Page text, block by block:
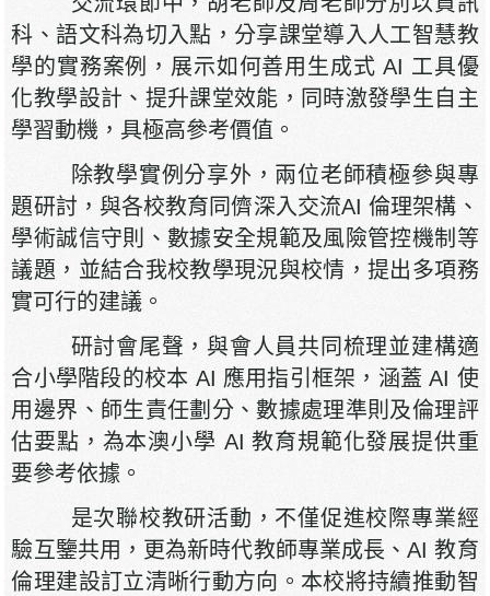
科、語文科為切入點，分享課堂導入人工智慧教
學的實務案例，展示如何善用生成式 AI 工具優
化教學設計、提升課堂效能，同時激發學生自主
學習動機，具極高參考價值。
除教學實例分享外，兩位老師積極參與專
題研討，與各校教育同儕深入交流AI 倫理架構、
學術誠信守則、數據安全規範及風險管控機制等
議題，並結合我校教學現況與校情，提出多項務
實可行的建議。
研討會尾聲，與會人員共同梳理並建構適
合小學階段的校本 AI 應用指引框架，涵蓋 AI 使
用邊界、師生責任劃分、數據處理準則及倫理評
估要點，為本澳小學 AI 教育規範化發展提供重
要參考依據。
是次聯校教研活動，不僅促進校際專業經
驗互鑒共用，更為新時代教師專業成長、AI 教育
倫理建設訂立清晰行動方向。本校將持續推動智